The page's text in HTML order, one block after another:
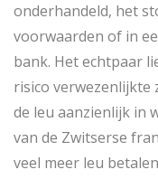
onderhandeld, het
voorwaarden of in
bank. Het echtpaar
risico verwezenlijkte
de leu aanzienlijk in
van de Zwitserse
veel meer leu